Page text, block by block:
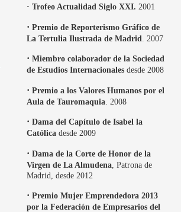
· Trofeo Actualidad Siglo XXI. 2001
· Premio de Reporterismo Gráfico de
La Tertulia Ilustrada de Madrid . 2007
· Miembro colaborador de la Sociedad
de Estudios Internacionales desde 2008
· Premio a los Valores Humanos por el
Aula de Tauromaquia . 2008
· Dama del Capítulo de Isabel la
Católica desde 2009
· Dama de la Corte de Honor de la
Virgen de La Almudena , Patrona de
Madrid, desde 2012
· Premio Mujer Emprendedora 2013
por la Federación de Empresarios del